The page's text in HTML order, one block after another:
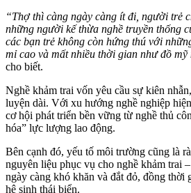
“Thợ thì càng ngày càng ít đi, người trẻ
những người kế thừa nghề truyền thống
các bạn trẻ không còn hứng thú với
mỉ cao và mất nhiều thời gian như đồ mỹ
cho biết.
Nghề khảm trai vốn yêu cầu sự kiên
luyện dài. Với xu hướng nghề nghiệp
cơ hội phát triển bền vững từ nghề thủ
hóa” lực lượng lao động.
Bên cạnh đó, yếu tố môi trường cũng là
nguyên liệu phục vụ cho nghề khảm trai
ngày càng khó khăn và đắt đỏ, đồng thời
hệ sinh thái biển.